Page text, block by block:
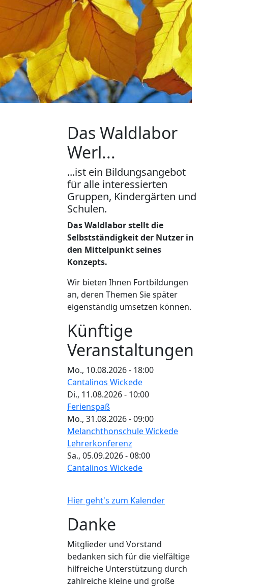
Das Waldlabor
Werl...
...ist ein Bildungsangebot
für alle interessierten
Gruppen, Kindergärten und
Schulen.
Das Waldlabor stellt die
Selbstständigkeit der Nutzer in
den Mittelpunkt seines
Konzepts.
Wir bieten Ihnen Fortbildungen
an, deren Themen Sie später
eigenständig umsetzen können.
Künftige
Veranstaltungen
Mo., 10.08.2026 - 18:00
Cantalinos Wickede
Di., 11.08.2026 - 10:00
Ferienspaß
Mo., 31.08.2026 - 09:00
Melanchthonschule Wickede
Lehrerkonferenz
Sa., 05.09.2026 - 08:00
Cantalinos Wickede
Hier geht's zum Kalender
Danke
Mitglieder und Vorstand
bedanken sich für die vielfältige
hilfreiche Unterstützung durch
zahlreiche kleine und große